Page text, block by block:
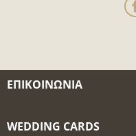
ΕΠΙΚΟΙΝΩΝΊΑ
WEDDING CARDS